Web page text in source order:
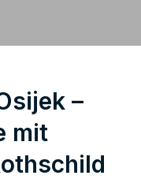
–
mit